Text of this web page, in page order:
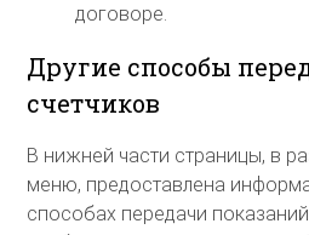
договоре.
Другие способы
счетчиков
В нижней части страницы, в
меню, предоставлена
способах передачи